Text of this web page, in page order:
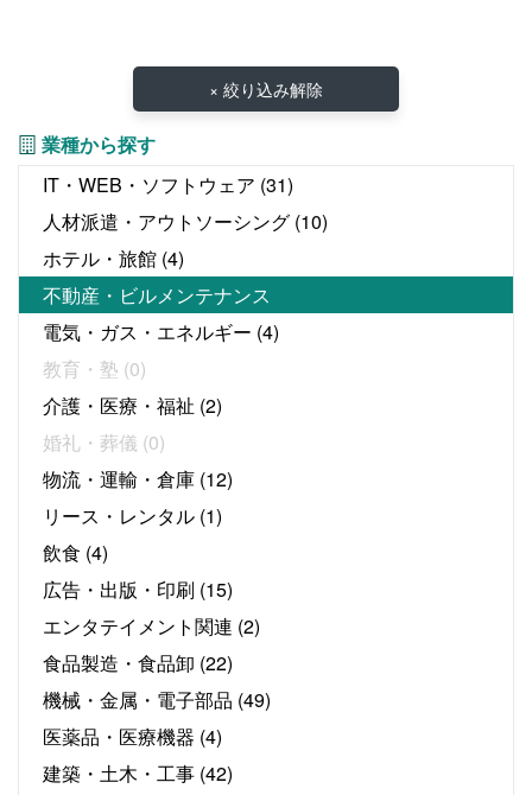
× 絞り込み解除
業種から探す
IT・WEB・ソフトウェア (31)
人材派遣・アウトソーシング (10)
ホテル・旅館 (4)
不動産・ビルメンテナンス
電気・ガス・エネルギー (4)
教育・塾 (0)
介護・医療・福祉 (2)
婚礼・葬儀 (0)
物流・運輸・倉庫 (12)
リース・レンタル (1)
飲食 (4)
広告・出版・印刷 (15)
エンタテイメント関連 (2)
食品製造・食品卸 (22)
機械・金属・電子部品 (49)
医薬品・医療機器 (4)
建築・土木・工事 (42)